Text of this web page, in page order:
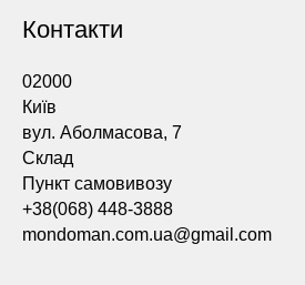
Контакти
02000
Київ
вул. Аболмасова, 7
Склад
Пункт самовивозу
+38(068) 448-3888
mondoman.com.ua@gmail.com